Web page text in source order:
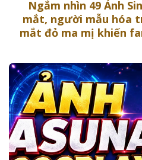
Ngắm nhìn 49 Ảnh
mắt, người mẫu hóa
mắt đỏ ma mị khiến